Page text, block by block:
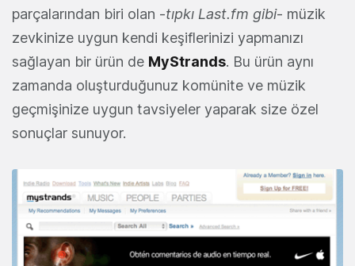
parçalarından biri olan -tıpkı Last.fm gibi- müzik
zevkinize uygun kendi keşiflerinizi yapmanızı
sağlayan bir ürün de MyStrands. Bu ürün aynı
zamanda oluşturduğunuz komünite ve müzik
geçmişinize uygun tavsiyeler yaparak size özel
sonuçlar sunuyor.